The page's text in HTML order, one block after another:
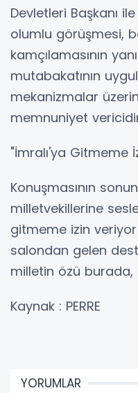
Devletleri Başkanı
olumlu görüşmesi,
kamçılamasının
mutabakatının
mekanizmalar
memnuniyet
"İmralı'ya Gitmeme
Konuşmasının
milletvekillerine
gitmeme izin
salondan gelen
milletin özü
Kaynak : PERRE
YORUMLAR